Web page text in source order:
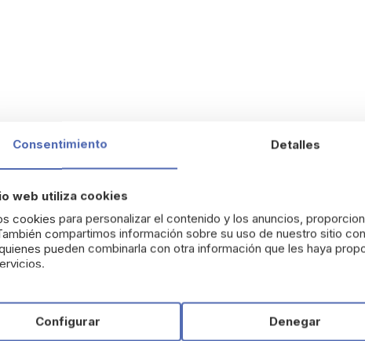
Hemorroides sin Dolor
a mantener una higiene adecuada, especialmente en casos de
de sensibilidad anal. Gracias a su formulación con aloe vera,
sensación frescatras cada uso.
naturales hace que estas toallitas sean
irritación.
permitiendo una
limpieza discreta y rápidaen cualquier
Consentimiento Detalles
web utiliza cookies
cookies para personalizar el contenido y los anuncios,
compartimos información sobre su uso de nuestro sitio
pueden combinarla con otra información que les haya
Configurar Denegar